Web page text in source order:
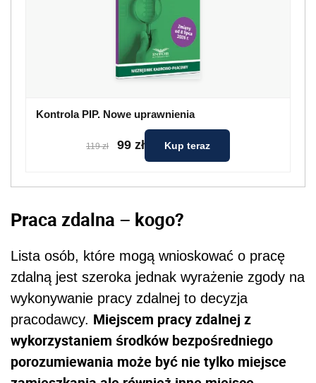
Kontrola PIP. Nowe uprawnienia
119 zł 99 zł Kup teraz
Praca zdalna – kogo?
Lista osób, które mogą wnioskować o pracę
zdalną jest szeroka jednak wyrażenie zgody na
wykonywanie pracy zdalnej to decyzja
pracodawcy. Miejscem pracy zdalnej z
wykorzystaniem środków bezpośredniego
porozumiewania może być nie tylko miejsce